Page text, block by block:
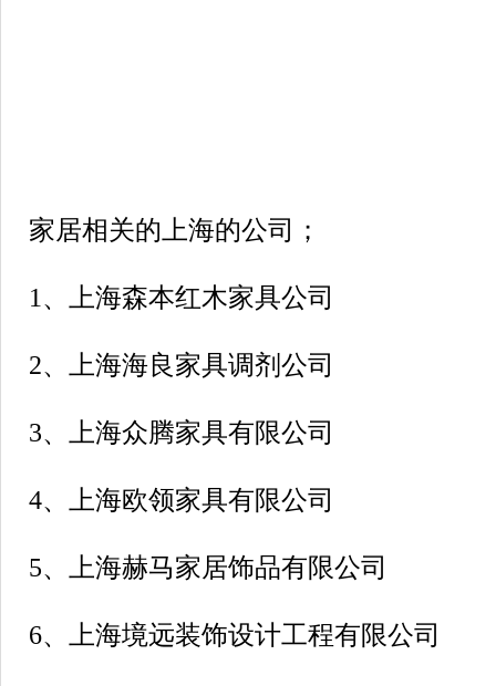
家居相关的上海的公司；
1、上海森本红木家具公司
2、上海海良家具调剂公司
3、上海众腾家具有限公司
4、上海欧领家具有限公司
5、上海赫马家居饰品有限公司
6、上海境远装饰设计工程有限公司